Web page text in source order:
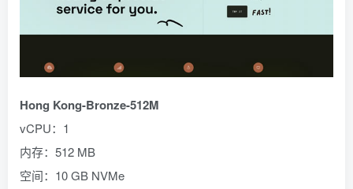
Hong Kong-Bronze-512M
vCPU：1
内存：512 MB
空间：10 GB NVMe